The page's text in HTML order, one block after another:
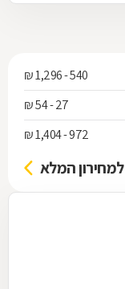
540 - 1,296 ₪
27 - 54 ₪
972 - 1,404 ₪
למחירון המלא